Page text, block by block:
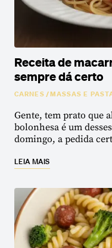
Receita de
sempre dá certo
CARNES/MASSAS E
Gente, tem prato que
bolonhesa é um
domingo, a pedida
LEIA MAIS